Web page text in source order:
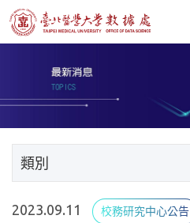
類別
2023.09.11 校務研究中心公告